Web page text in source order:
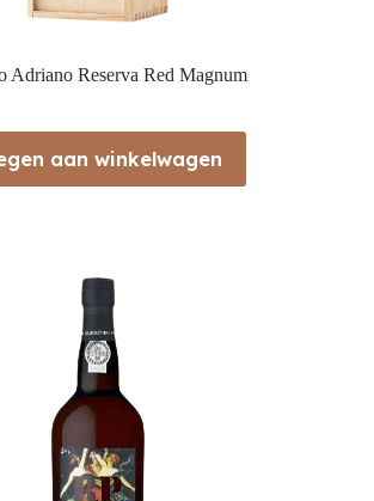
Adriano Reserva Red Magnum
aan winkelwagen